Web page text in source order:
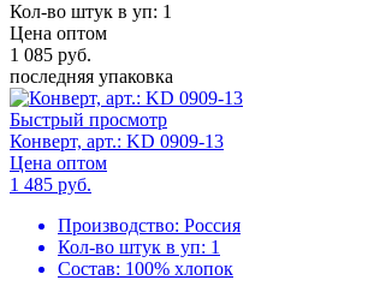
Кол-во штук в уп: 1
Цена оптом
1 085 руб.
последняя упаковка
Быстрый просмотр
Конверт, арт.: KD 0909-13
Цена оптом
1 485 руб.
Производство: Россия
Кол-во штук в уп: 1
Состав: 100% хлопок